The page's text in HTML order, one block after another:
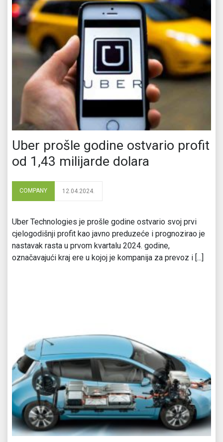
Uber prošle godine ostvario profit
od 1,43 milijarde dolara
COMPANY 12.04.2024.
Uber Technologies je prošle godine ostvario svoj prvi
cjelogodišnji profit kao javno preduzeće i prognozirao je
nastavak rasta u prvom kvartalu 2024. godine,
označavajući kraj ere u kojoj je kompanija za prevoz i [...]